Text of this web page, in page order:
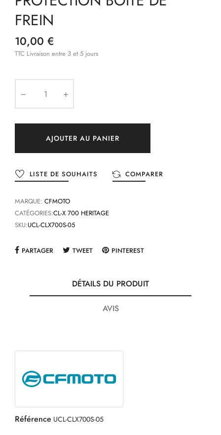
FREIN
10,00 €
TTC Livraison entre 3 et 5 jours
AJOUTER AU PANIER
LISTE DE SOUHAITS COMPARER
MARQUE: CFMOTO
CATÉGORIES:CL-X 700 HERITAGE
SKU:UCL-CLX700S-05
PARTAGER TWEET PINTEREST
DÉTAILS DU PRODUIT
AVIS
Référence UCL-CLX700S-05